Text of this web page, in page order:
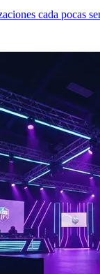
cada pocas